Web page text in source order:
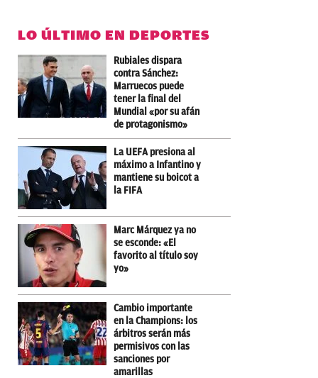
LO ÚLTIMO EN DEPORTES
Rubiales dispara
contra Sánchez:
Marruecos puede
tener la final del
Mundial «por su afán
de protagonismo»
La UEFA presiona al
máximo a Infantino y
mantiene su boicot a
la FIFA
Marc Márquez ya no
se esconde: «El
favorito al título soy
yo»
Cambio importante
en la Champions: los
árbitros serán más
permisivos con las
sanciones por
amarillas